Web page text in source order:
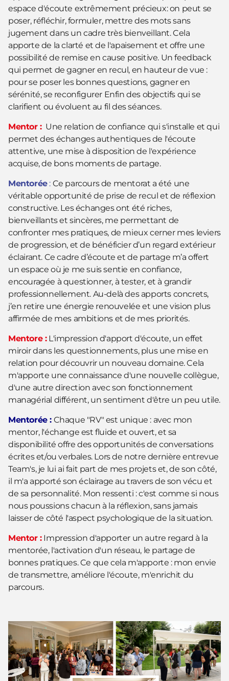
espace d'écoute extrêmement précieux: on peut se
poser, réfléchir, formuler, mettre des mots sans
jugement dans un cadre très bienveillant. Cela
apporte de la clarté et de l'apaisement et offre une
possibilité de remise en cause positive. Un feedback
qui permet de gagner en recul, en hauteur de vue :
pour se poser les bonnes questions, gagner en
sérénité, se reconfigurer Enfin des objectifs qui se
clarifient ou évoluent au fil des séances.
Mentor :Une relation de confiance qui s'installe et qui
permet des échanges authentiques de l'écoute
attentive, une mise à disposition de l'expérience
acquise, de bons moments de partage.
Mentorée: Ce parcours de mentorat a été une
véritable opportunité de prise de recul et de réflexion
constructive. Les échanges ont été riches,
bienveillants et sincères, me permettant de
confronter mes pratiques, de mieux cerner mes leviers
de progression, et de bénéficier d’un regard extérieur
éclairant. Ce cadre d’écoute et de partage m’a offert
un espace où je me suis sentie en confiance,
encouragée à questionner, à tester, et à grandir
professionnellement. Au-delà des apports concrets,
j’en retire une énergie renouvelée et une vision plus
affirmée de mes ambitions et de mes priorités.
Mentore :L'impression d'apport d'écoute, un effet
miroir dans les questionnements, plus une mise en
relation pour découvrir un nouveau domaine. Cela
m'apporte une connaissance d'une nouvelle collègue,
d'une autre direction avec son fonctionnement
managérial différent, un sentiment d'être un peu utile.
Mentorée : Chaque "RV" est unique : avec mon
mentor, l'échange est fluide et ouvert, et sa
disponibilité offre des opportunités de conversations
écrites et/ou verbales. Lors de notre dernière entrevue
Team's, je lui ai fait part de mes projets et, de son côté,
il m'a apporté son éclairage au travers de son vécu et
de sa personnalité. Mon ressenti : c'est comme si nous
nous poussions chacun à la réflexion, sans jamais
laisser de côté l'aspect psychologique de la situation.
Mentor : Impression d'apporter un autre regard à la
mentorée, l'activation d'un réseau, le partage de
bonnes pratiques. Ce que cela m'apporte : mon envie
de transmettre, améliore l'écoute, m'enrichit du
parcours.